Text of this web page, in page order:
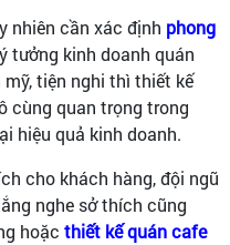
nhiên cần xác định phong
tưởng kinh doanh quán
tiện nghi thì thiết kế
cùng quan trọng trong
hiệu quả kinh doanh.
cho khách hàng, đội ngũ
nghe sở thích cũng
hoặc thiết kế quán cafe